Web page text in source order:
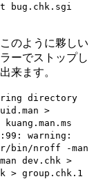
bug.chk.sgi
のように夥しい
ーでストップし
来ます。
directory
>
warning:
bin/nroff -man
dev.chk >
> group.chk.1